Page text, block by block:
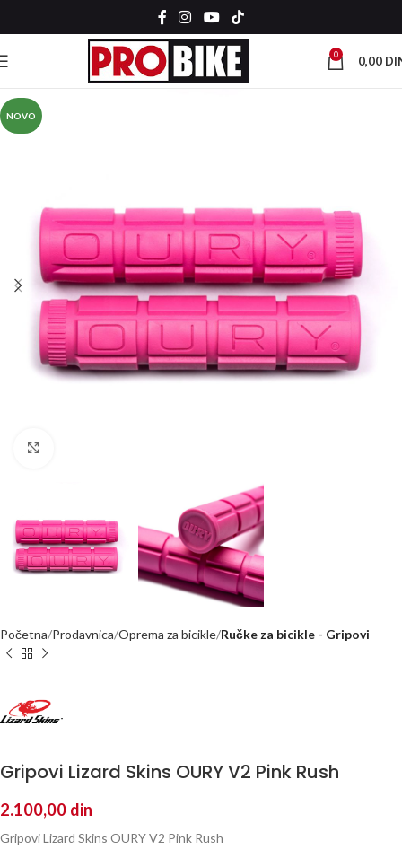
0 0,00
NOVO
Početna Prodavnica Oprema za bicikle Ručke za bicikle - Gripovi
Gripovi Lizard Skins OURY V2 Pink Rush
2.100,00 din
Gripovi Lizard Skins OURY V2 Pink Rush